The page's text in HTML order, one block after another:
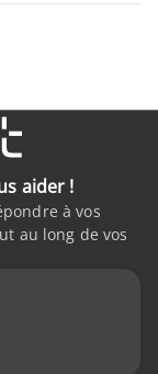
aider !
à vos
au long de vos